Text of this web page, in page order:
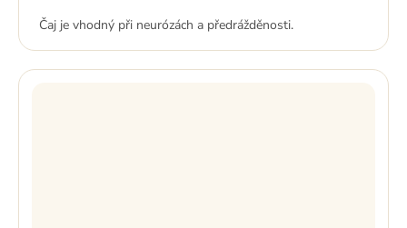
Čaj je vhodný při neurózách a předrážděnosti.